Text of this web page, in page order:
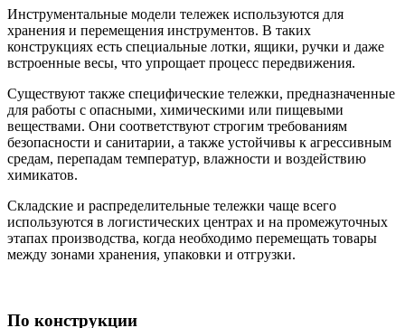
Инструментальные модели тележек используются для
хранения и перемещения инструментов. В таких
конструкциях есть специальные лотки, ящики, ручки и даже
встроенные весы, что упрощает процесс передвижения.
Существуют также специфические тележки, предназначенные
для работы с опасными, химическими или пищевыми
веществами. Они соответствуют строгим требованиям
безопасности и санитарии, а также устойчивы к агрессивным
средам, перепадам температур, влажности и воздействию
химикатов.
Складские и распределительные тележки чаще всего
используются в логистических центрах и на промежуточных
этапах производства, когда необходимо перемещать товары
между зонами хранения, упаковки и отгрузки.
По конструкции